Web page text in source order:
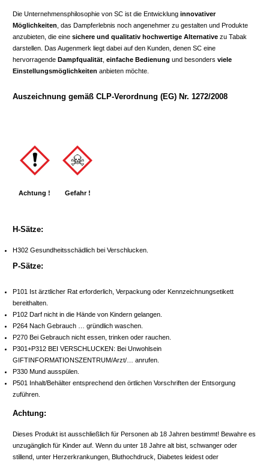
Die Unternehmensphilosophie von SC ist die Entwicklung innovativer
Möglichkeiten , das Dampferlebnis noch angenehmer zu gestalten und Produkte
anzubieten, die eine sichere und qualitativ hochwertige Alternative zu Tabak
darstellen. Das Augenmerk liegt dabei auf den Kunden, denen SC eine
hervorragende Dampfqualität einfache Bedienung und besonders viele
Einstellungsmöglichkeiten anbieten möchte.
Auszeichnung gemäß CLP-Verordnung (EG) Nr. 1272/2008
Achtung ! Gefahr !
H-Sätze:
H302 Gesundheitsschädlich bei Verschlucken.
P-Sätze:
P101 Ist ärztlicher Rat erforderlich, Verpackung oder Kennzeichnungsetikett
bereithalten.
P102 Darf nicht in die Hände von Kindern gelangen.
P264 Nach Gebrauch … gründlich waschen.
P270 Bei Gebrauch nicht essen, trinken oder rauchen.
P301+P312 BEI VERSCHLUCKEN: Bei Unwohlsein
GIFTINFORMATIONSZENTRUM/Arzt/… anrufen.
P330 Mund ausspülen.
P501 Inhalt/Behälter entsprechend den örtlichen Vorschriften der Entsorgung
zuführen.
Achtung:
Dieses Produkt ist ausschließlich für Personen ab 18 Jahren bestimmt! Bewahre es
unzugänglich für Kinder auf. Wenn du unter 18 Jahre alt bist, schwanger oder
stillend, unter Herzerkrankungen, Bluthochdruck, Diabetes leidest oder